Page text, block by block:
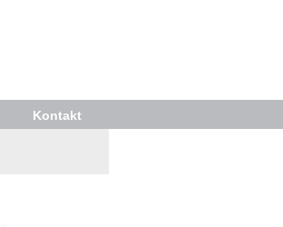
Kontakt